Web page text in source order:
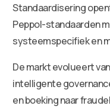
Standaardisering
Peppol-standaarden
systeemspecifiek en
De markt evolueert
intelligente
en boeking naar